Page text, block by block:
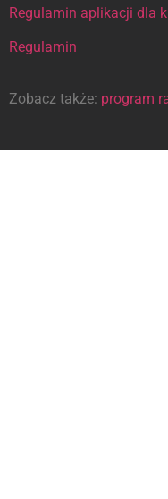
Regulamin aplikacji dla
Regulamin
Zobacz także: program